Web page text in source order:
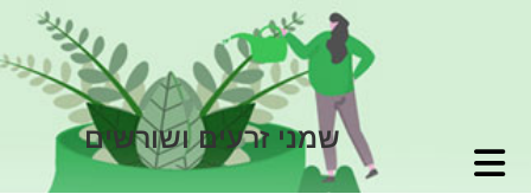
שמני זרעים ושורשים